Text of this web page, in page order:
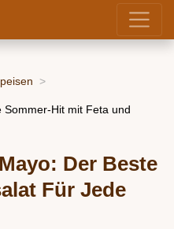
Sommer-Hit mit Feta und
Der Beste
Für Jede